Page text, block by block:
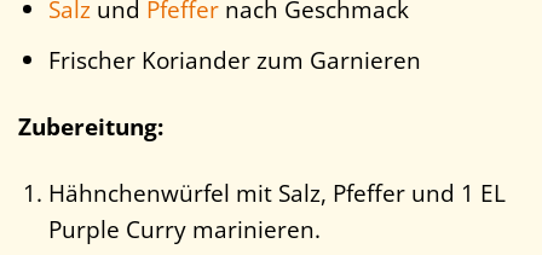
Salzund Pfeffernach Geschmack
Frischer Koriander zum Garnieren
Zubereitung:
Hähnchenwürfel mit Salz, Pfeffer und 1 EL
Purple Curry marinieren.